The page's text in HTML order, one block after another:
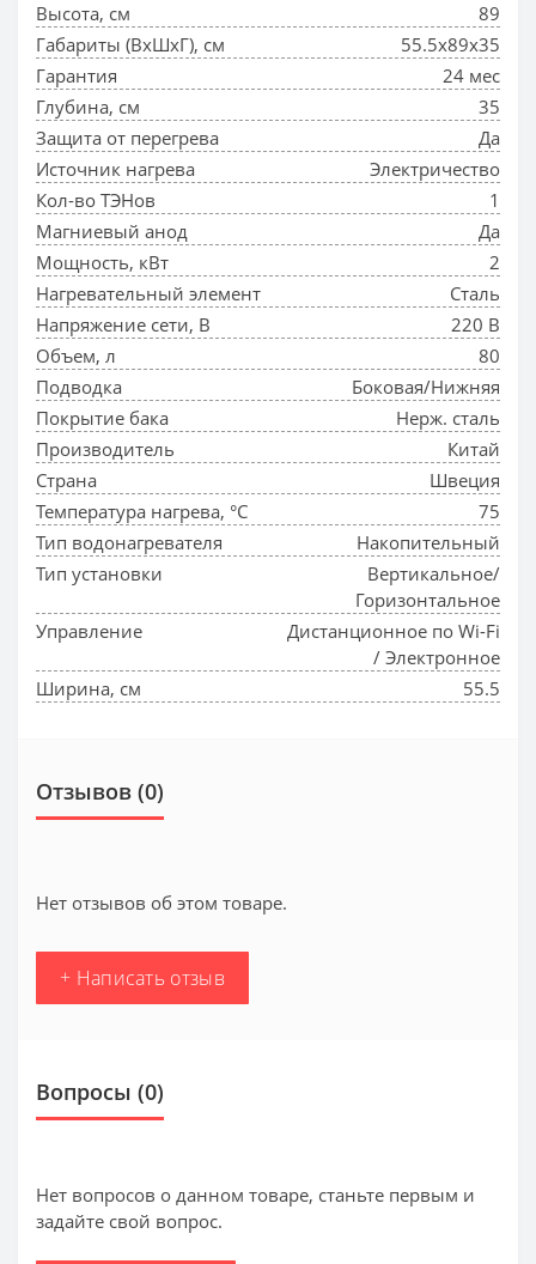
Высота, см
89
Габариты (ВхШхГ), см
55.5x89x35
Гарантия
24 мес
Глубина, см
35
Защита от перегрева
Да
Источник нагрева
Электричество
Кол-во ТЭНов
1
Магниевый анод
Да
Мощность, кВт
2
Нагревательный элемент
Сталь
Напряжение сети, В
220 В
Объем, л
80
Подводка
Боковая/Нижняя
Покрытие бака
Нерж. сталь
Производитель
Китай
Страна
Швеция
Температура нагрева, °С
75
Тип водонагревателя
Накопительный
Тип установки
Вертикальное/
Горизонтальное
Управление
Дистанционное по Wi-Fi
/ Электронное
Ширина, см
55.5
Отзывов (0)
Нет отзывов об этом товаре.
+ Написать отзыв
Вопросы (0)
Нет вопросов о данном товаре, станьте первым и
задайте свой вопрос.